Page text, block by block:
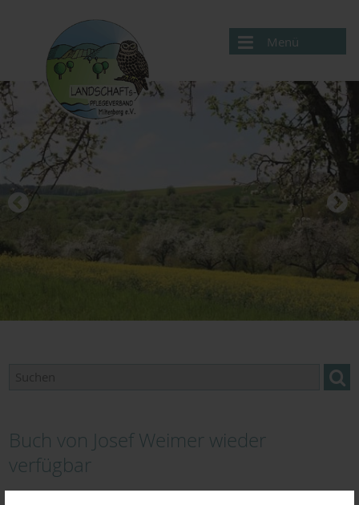
Menü
Aktuelles
Verband
Projekte
Service
Buch von Josef Weimer wieder
verfügbar